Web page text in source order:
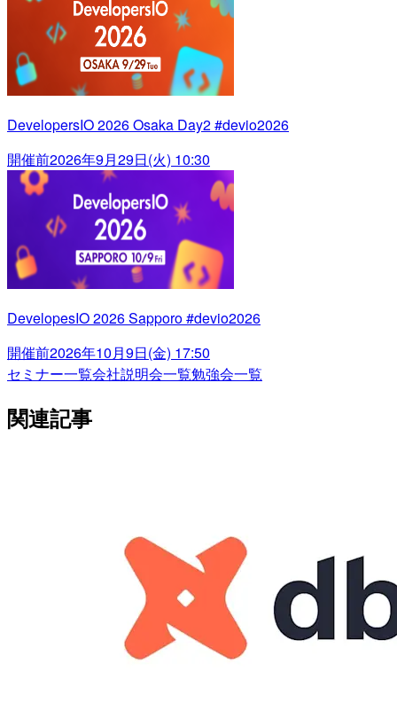
DevelopersIO 2026 Osaka Day2 #devio2026
開催前2026年9月29日(火) 10:30
DevelopesIO 2026 Sapporo #devio2026
開催前2026年10月9日(金) 17:50
セミナー一覧会社説明会一覧勉強会一覧
関連記事